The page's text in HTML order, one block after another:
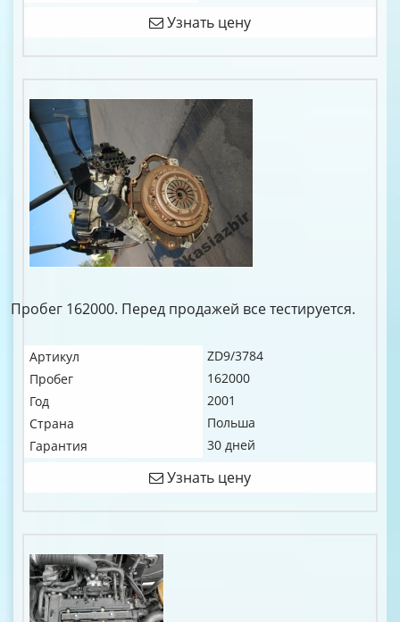
Узнать цену
Пробег 162000. Перед продажей все тестируется.
Артикул
ZD9/3784
Пробег
162000
Год
2001
Страна
Польша
Гарантия
30 дней
Узнать цену